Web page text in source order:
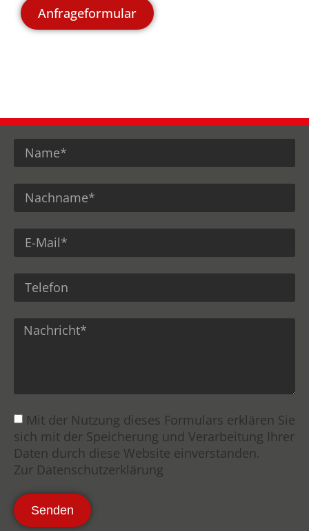
Anfrageformular
Mit der Nutzung dieses Formulars erklären Sie
sich mit der Speicherung und Verarbeitung Ihrer
Daten durch diese Website einverstanden.
Zur Datenschutzerklärung
Senden